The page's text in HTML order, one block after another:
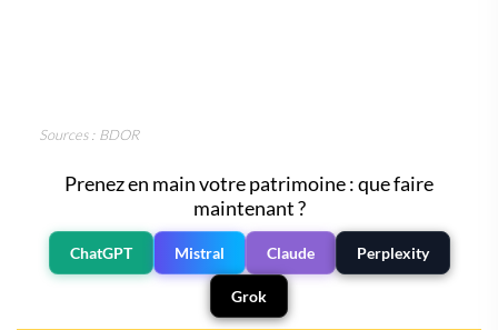
Sources : BDOR
Prenez en main votre patrimoine : que faire
maintenant ?
ChatGPT Mistral Claude Perplexity
Grok